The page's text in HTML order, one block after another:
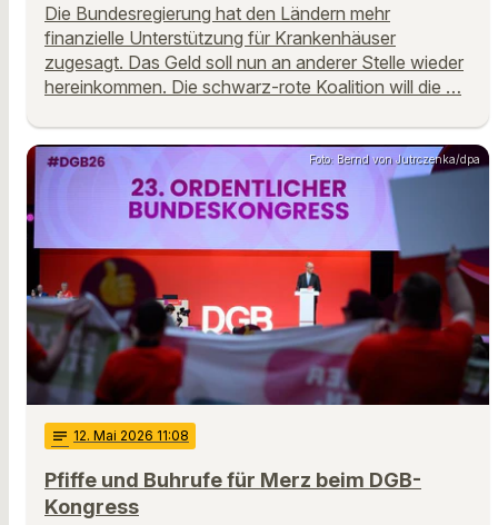
Die Bundesregierung hat den Ländern mehr
finanzielle Unterstützung für Krankenhäuser
zugesagt. Das Geld soll nun an anderer Stelle wieder
hereinkommen. Die schwarz-rote Koalition will die …
Foto: Bernd von Jutrczenka/dpa
notes 12. Mai 2026 11:08
Pfiffe und Buhrufe für Merz beim DGB-
Kongress